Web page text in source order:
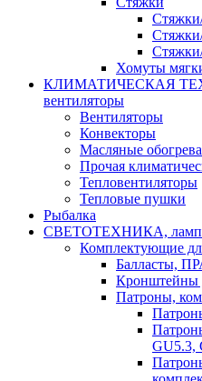
Хомуты
КЛИМАТИЧЕСКАЯ
вентиляторы
Вентиляторы
Конвекторы
Масляные
Прочая
Тепловентиляторы
Тепловые пушки
Рыбалка
СВЕТОТЕХНИКА,
Комплектующие
Балласты,
Кронштейны
Патроны,
GU5.3,